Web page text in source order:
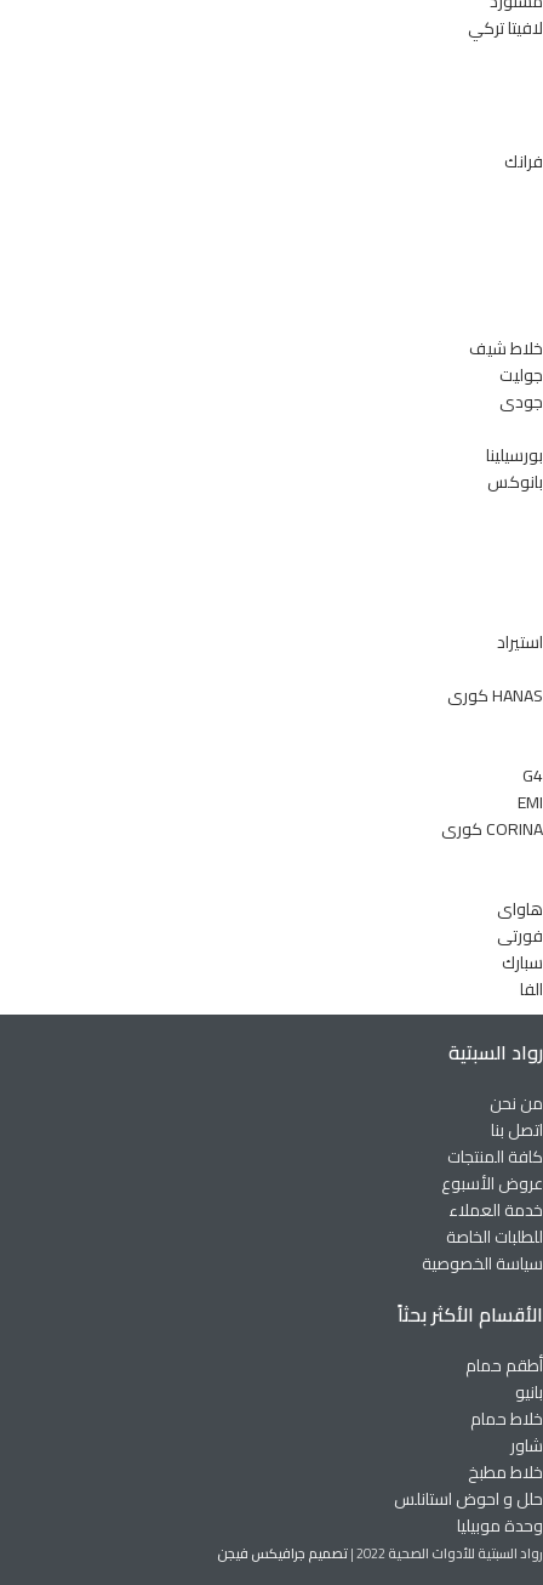
لافيتا تركي
فرانك
خلاط شيف
جوليت
جودى
بورسيلينا
بانوكس
استيراد
HANAS كورى
G4
EMI
CORINA كورى
هاواى
فورتى
سبارك
الفا
رواد السبتية
من نحن
اتصل بنا
كافة المنتجات
عروض الأسبوع
خدمة العملاء
للطلبات الخاصة
سياسة الخصوصية
الأقسام الأكثر بحثاً
أطقم حمام
بانيو
خلاط حمام
شاور
خلاط مطبخ
حلل و احوض استانلس
وحدة موبيليا
رواد السبتية للأدوات الصحية2022 | تصميم جرافيكس فيجن